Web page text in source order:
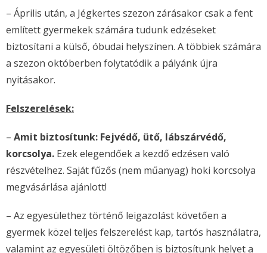
– Április után, a Jégkertes szezon zárásakor csak a fent
említett gyermekek számára tudunk edzéseket
biztosítani a külső, óbudai helyszínen. A többiek számára
a szezon októberben folytatódik a pályánk újra
nyitásakor.
Felszerelések:
– Amit biztosítunk: Fejvédő, ütő, lábszárvédő,
korcsolya. Ezek elegendőek a kezdő edzésen való
részvételhez. Saját fűzős (nem műanyag) hoki korcsolya
megvásárlása ajánlott!
– Az egyesülethez történő leigazolást követően a
gyermek közel teljes felszerelést kap, tartós használatra,
valamint az egyesületi öltözőben is biztosítunk helyet a